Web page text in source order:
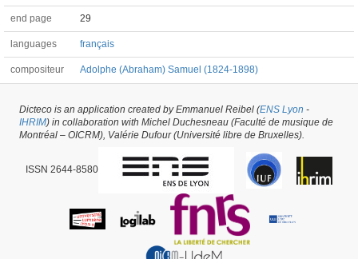
end page 29
languages français
compositeur Adolphe (Abraham) Samuel (1824-1898)
Article #15546 - latest update on 29/05/2026,created on 20/06/2017 by
Dufour
Dicteco is an application created by Emmanuel Reibel (ENS Lyon -
IHRIM) in collaboration with Michel Duchesneau (Faculté de musique de
Montréal – OICRM), Valérie Dufour (Université libre de Bruxelles).
ISSN 2644-8580